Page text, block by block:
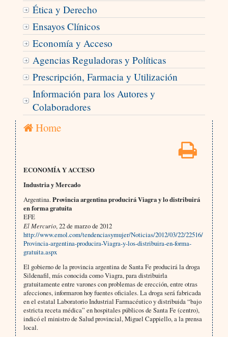
Ética y Derecho
Ensayos Clínicos
Economía y Acceso
Agencias Reguladoras y Políticas
Prescripción, Farmacia y Utilización
Información para los Autores y
Colaboradores
Home
ECONOMÍA Y ACCESO
Industria y Mercado
Argentina.Provincia argentina producirá Viagra y lo distribuirá
en forma gratuita
EFE
El Mercurio, 22 de marzo de 2012
http://www.emol.com/tendenciasymujer/Noticias/2012/03/22/22516/
Provincia-argentina-producira-Viagra-y-los-distribuira-en-forma-
gratuita.aspx
El gobierno de la provincia argentina de Santa Fe producirá la droga
Sildenafil, más conocida como Viagra, para distribuirla
gratuitamente entre varones con problemas de erección, entre otras
afecciones, informaron hoy fuentes oficiales. La droga será fabricada
en el estatal Laboratorio Industrial Farmacéutico y distribuida “bajo
estricta receta médica” en hospitales públicos de Santa Fe (centro),
indicó el ministro de Salud provincial, Miguel Cappiello, a la prensa
local.